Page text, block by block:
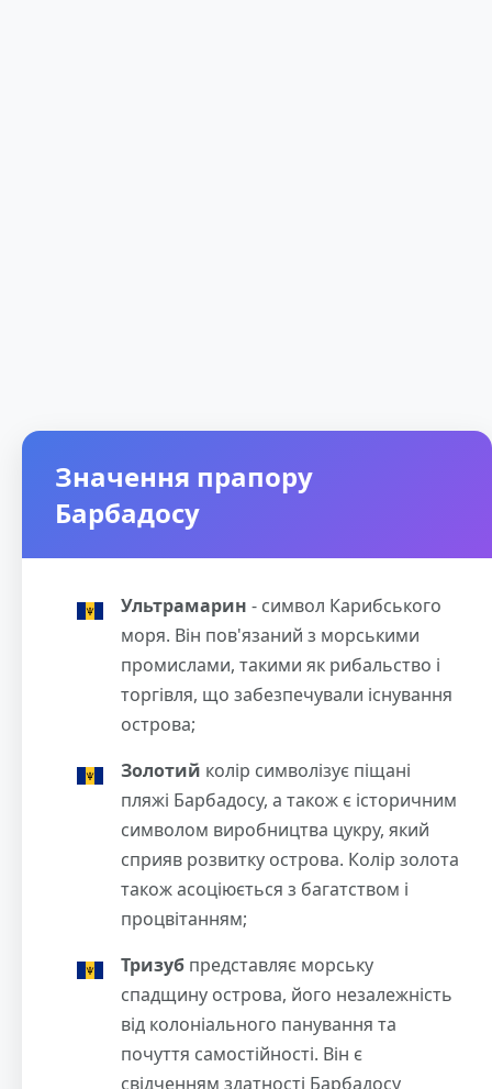
Значення прапору
Барбадосу
Ультрамарин - символ Карибського
моря. Він пов'язаний з морськими
промислами, такими як рибальство і
торгівля, що забезпечували існування
острова;
Золотий колір символізує піщані
пляжі Барбадосу, а також є історичним
символом виробництва цукру, який
сприяв розвитку острова. Колір золота
також асоціюється з багатством і
процвітанням;
Тризуб представляє морську
спадщину острова, його незалежність
від колоніального панування та
почуття самостійності. Він є
свідченням здатності Барбадосу